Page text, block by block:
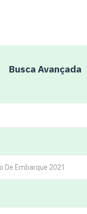
Busca Avançada
De Embarque 2021